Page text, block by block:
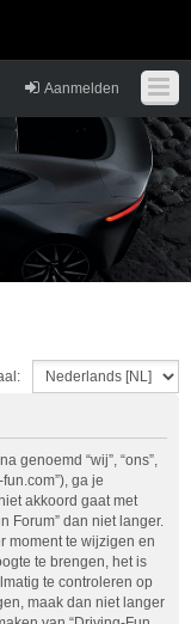
Aanmelden
genoemd “wij”, “ons”,
ga je
akkoord gaat met
Forum” dan niet langer.
moment te wijzigen en
te brengen, het is
te controleren op
maak dan niet langer